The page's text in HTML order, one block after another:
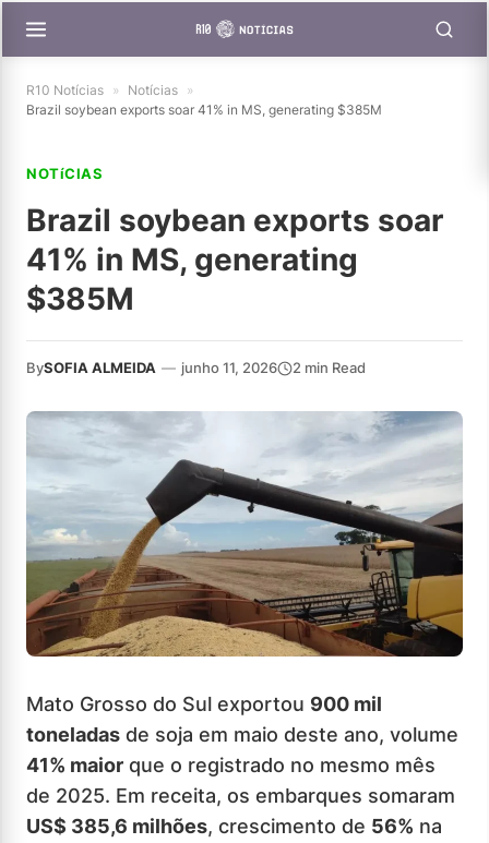
R10 Notícias » Notícias »
Brazil soybean exports soar 41% in MS, generating $385M
NOTíCIAS
Brazil soybean exports soar
41% in MS, generating
$385M
BySOFIA ALMEIDA — junho 11, 2026 2 min Read
Mato Grosso do Sul exportou 900 mil
toneladas de soja em maio deste ano, volume
41% maior que o registrado no mesmo mês
de 2025. Em receita, os embarques somaram
US$ 385,6 milhões, crescimento de 56% na